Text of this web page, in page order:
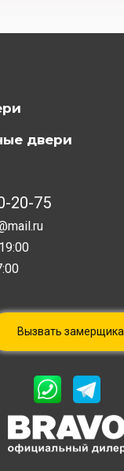
двери
20-75
Вызвать замерщика